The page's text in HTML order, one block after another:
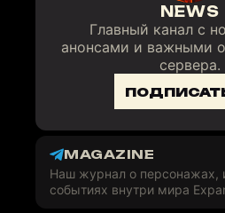
NEWS
Главный канал с
анонсами и важными
сервера.
MAGAZINE
Наш журнал о персонажах,
событиях внутри мира